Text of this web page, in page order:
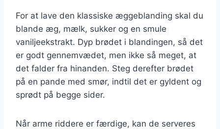
For at lave den klassiske æggeblanding skal du
blande æg, mælk, sukker og en smule
vaniljeekstrakt. Dyp brødet i blandingen, så det
er godt gennemvædet, men ikke så meget, at
det falder fra hinanden. Steg derefter brødet
på en pande med smør, indtil det er gyldent og
sprødt på begge sider.
Når arme riddere er færdige, kan de serveres